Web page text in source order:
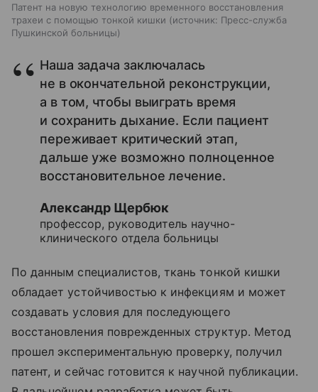
Патент на новую технологию временного восстановления
трахеи с помощью тонкой кишки
источник: Пресс-служба
Пушкинской больницы
Наша задача заключалась
не в окончательной реконструкции,
а в том, чтобы выиграть время
и сохранить дыхание. Если пациент
переживает критический этап,
дальше уже возможно полноценное
восстановительное лечение.
Александр Щербюк
профессор, руководитель научно-
клинического отдела больницы
По данным специалистов, ткань тонкой кишки
обладает устойчивостью к инфекциям и может
создавать условия для последующего
восстановления поврежденных структур. Метод
прошел экспериментальную проверку, получил
патент, и сейчас готовится к научной публикации.